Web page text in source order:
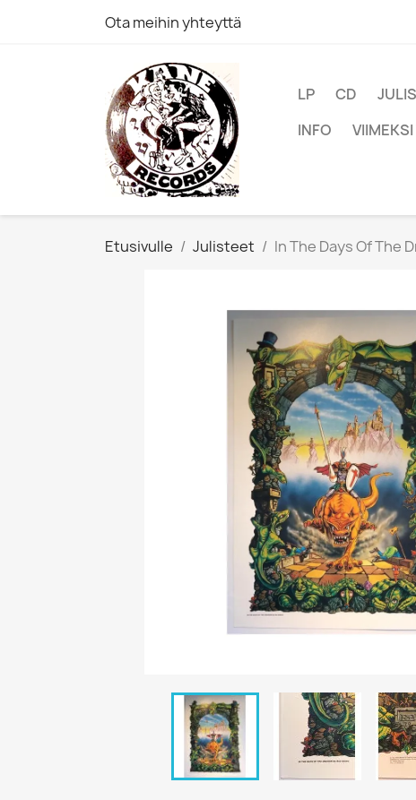
Ota meihin yhteyttä
LP CD
INFO
Etusivulle Julisteet In The Days Of The